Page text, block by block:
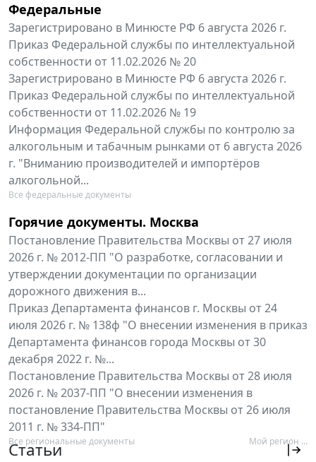
Федеральные
Зарегистрировано в Минюсте РФ 6 августа 2026 г.
Приказ Федеральной службы по интеллектуальной
собственности от 11.02.2026 № 20
Зарегистрировано в Минюсте РФ 6 августа 2026 г.
Приказ Федеральной службы по интеллектуальной
собственности от 11.02.2026 № 19
Информация Федеральной службы по контролю за
алкогольным и табачным рынками от 6 августа 2026
г. "Вниманию производителей и импортёров
алкогольной...
Все федеральные документы
Горячие документы. Москва
Постановление Правительства Москвы от 27 июля
2026 г. № 2012-ПП "О разработке, согласовании и
утверждении документации по организации
дорожного движения в...
Приказ Департамента финансов г. Москвы от 24
июля 2026 г. № 138ф "О внесении изменения в приказ
Департамента финансов города Москвы от 30
декабря 2022 г. №...
Постановление Правительства Москвы от 28 июля
2026 г. № 2037-ПП "О внесении изменения в
постановление Правительства Москвы от 26 июля
2011 г. № 334-ПП"
Все региональные документы Мой регион ...
Статьи